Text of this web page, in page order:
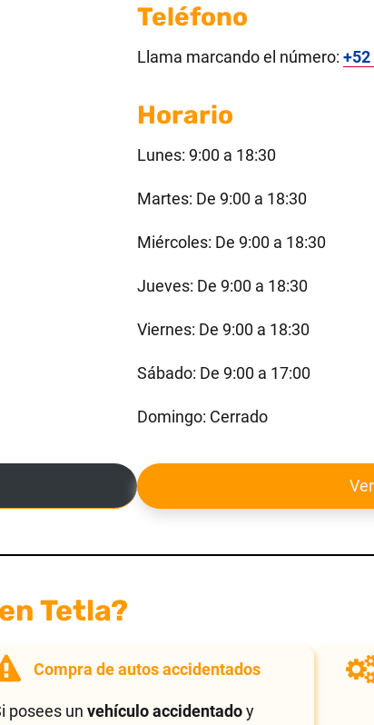
Teléfono
Llama marcando el número: +52
Horario
Lunes: 9:00 a 18:30
Martes: De 9:00 a 18:30
Miércoles: De 9:00 a 18:30
Jueves: De 9:00 a 18:30
Viernes: De 9:00 a 18:30
Sábado: De 9:00 a 17:00
Domingo: Cerrado
Tetla?
Compra de autos accidentados
posees unvehículo accidentadoy